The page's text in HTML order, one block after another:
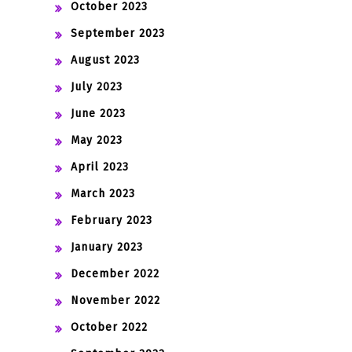
October 2023
September 2023
August 2023
July 2023
June 2023
May 2023
April 2023
March 2023
February 2023
January 2023
December 2022
November 2022
October 2022